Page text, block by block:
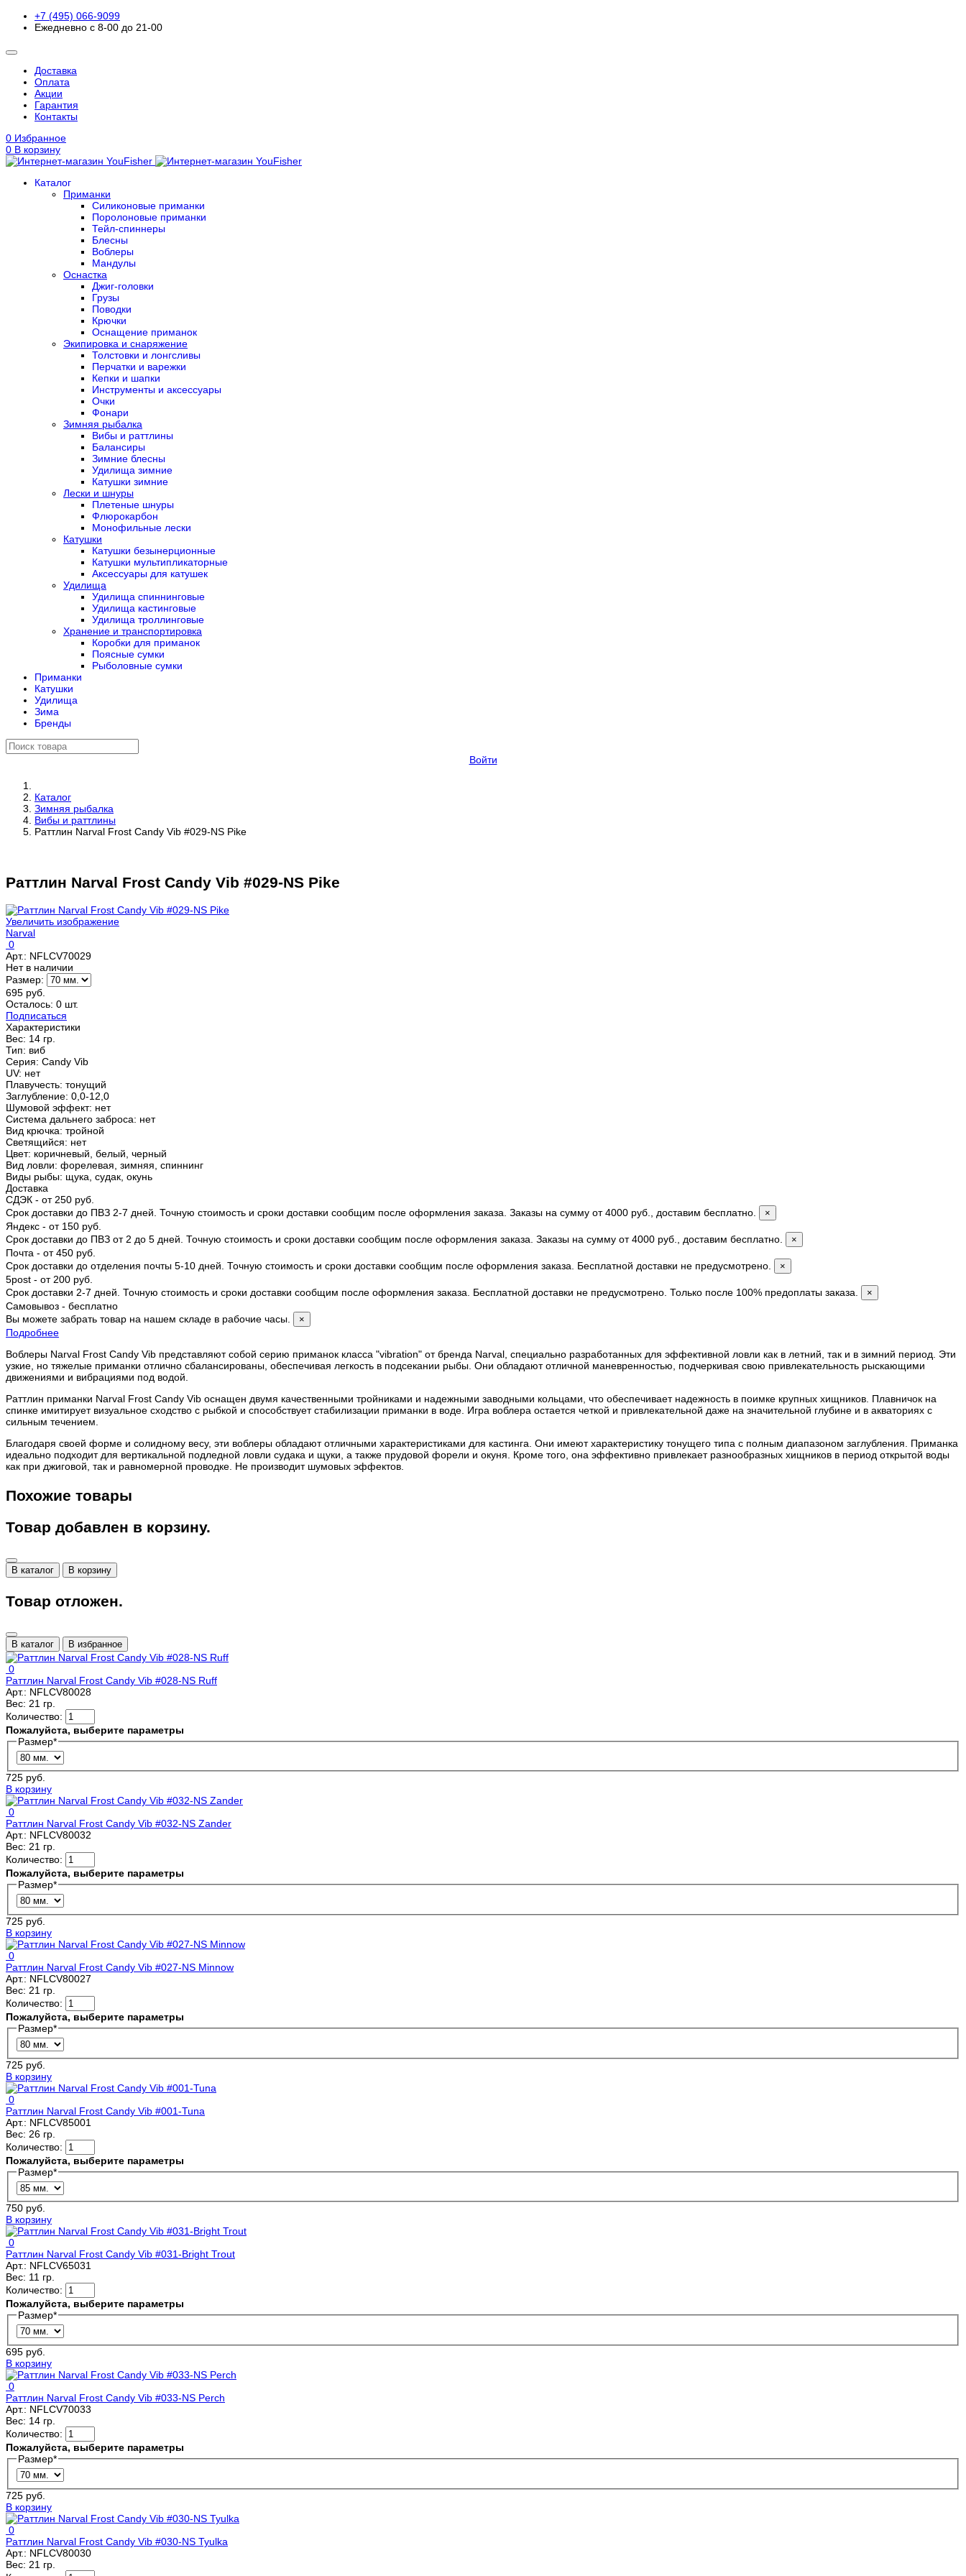
+7 (495) 066-9099
Ежедневно с 8-00 до 21-00
Доставка
Оплата
Акции
Гарантия
Контакты
0 Избранное
0 В корзину
Каталог
Приманки
Силиконовые приманки
Поролоновые приманки
Тейл-спиннеры
Блесны
Воблеры
Мандулы
Оснастка
Джиг-головки
Грузы
Поводки
Крючки
Оснащение приманок
Экипировка и снаряжение
Толстовки и лонгсливы
Перчатки и варежки
Кепки и шапки
Инструменты и аксессуары
Очки
Фонари
Зимняя рыбалка
Вибы и раттлины
Балансиры
Зимние блесны
Удилища зимние
Катушки зимние
Лески и шнуры
Плетеные шнуры
Флюрокарбон
Монофильные лески
Катушки
Катушки безынерционные
Катушки мультипликаторные
Аксессуары для катушек
Удилища
Удилища спиннинговые
Удилища кастинговые
Удилища троллинговые
Хранение и транспортировка
Коробки для приманок
Поясные сумки
Рыболовные сумки
Приманки
Катушки
Удилища
Зима
Бренды
Войти
Каталог
Зимняя рыбалка
Вибы и раттлины
Раттлин Narval Frost Candy Vib #029-NS Pike
Раттлин Narval Frost Candy Vib #029-NS Pike
Увеличить изображение
Narval
0
Арт.: NFLCV70029
Нет в наличии
Размер:
695 руб.
Осталось: 0 шт.
Подписаться
Характеристики
Вес: 14 гр.
Тип: виб
Серия: Candy Vib
UV: нет
Плавучесть: тонущий
Заглубление: 0,0-12,0
Шумовой эффект: нет
Система дальнего заброса: нет
Вид крючка: тройной
Светящийся: нет
Цвет: коричневый, белый, черный
Вид ловли: форелевая, зимняя, спиннинг
Виды рыбы: щука, судак, окунь
Доставка
СДЭК - от 250 руб.
Срок доставки до ПВЗ 2-7 дней. Точную стоимость и сроки доставки сообщим после оформления заказа. Заказы на сумму от 4000 руб., доставим бесплатно.
×
Яндекс - от 150 руб.
Срок доставки до ПВЗ от 2 до 5 дней. Точную стоимость и сроки доставки сообщим после оформления заказа. Заказы на сумму от 4000 руб., доставим бесплатно.
×
Почта - от 450 руб.
Срок доставки до отделения почты 5-10 дней. Точную стоимость и сроки доставки сообщим после оформления заказа. Бесплатной доставки не предусмотрено.
×
5post - от 200 руб.
Срок доставки 2-7 дней. Точную стоимость и сроки доставки сообщим после оформления заказа. Бесплатной доставки не предусмотрено. Только после 100% предоплаты заказа.
×
Самовывоз - бесплатно
Вы можете забрать товар на нашем складе в рабочие часы.
×
Подробнее
Воблеры Narval Frost Candy Vib представляют собой серию приманок класса "vibration" от бренда Narval, специально разработанных для эффективной ловли как в летний, так и в зимний период. Эти
узкие, но тяжелые приманки отлично сбалансированы, обеспечивая легкость в подсекании рыбы. Они обладают отличной маневренностью, подчеркивая свою привлекательность рыскающими
движениями и вибрациями под водой.
Раттлин приманки Narval Frost Candy Vib оснащен двумя качественными тройниками и надежными заводными кольцами, что обеспечивает надежность в поимке крупных хищников. Плавничок на
спинке имитирует визуальное сходство с рыбкой и способствует стабилизации приманки в воде. Игра воблера остается четкой и привлекательной даже на значительной глубине и в акваториях с
сильным течением.
Благодаря своей форме и солидному весу, эти воблеры обладают отличными характеристиками для кастинга. Они имеют характеристику тонущего типа с полным диапазоном заглубления. Приманка
идеально подходит для вертикальной подледной ловли судака и щуки, а также прудовой форели и окуня. Кроме того, она эффективно привлекает разнообразных хищников в период открытой воды
как при джиговой, так и равномерной проводке. Не производит шумовых эффектов.
Похожие товары
Товар добавлен в корзину.
В каталог В корзину
Товар отложен.
В каталог В избранное
0
Раттлин Narval Frost Candy Vib #028-NS Ruff
Арт.: NFLCV80028
Вес: 21 гр.
Количество:
Пожалуйста, выберите параметры
Размер*
725 руб.
В корзину
0
Раттлин Narval Frost Candy Vib #032-NS Zander
Арт.: NFLCV80032
Вес: 21 гр.
Количество:
Пожалуйста, выберите параметры
Размер*
725 руб.
В корзину
0
Раттлин Narval Frost Candy Vib #027-NS Minnow
Арт.: NFLCV80027
Вес: 21 гр.
Количество:
Пожалуйста, выберите параметры
Размер*
725 руб.
В корзину
0
Раттлин Narval Frost Candy Vib #001-Tuna
Арт.: NFLCV85001
Вес: 26 гр.
Количество:
Пожалуйста, выберите параметры
Размер*
750 руб.
В корзину
0
Раттлин Narval Frost Candy Vib #031-Bright Trout
Арт.: NFLCV65031
Вес: 11 гр.
Количество:
Пожалуйста, выберите параметры
Размер*
695 руб.
В корзину
0
Раттлин Narval Frost Candy Vib #033-NS Perch
Арт.: NFLCV70033
Вес: 14 гр.
Количество:
Пожалуйста, выберите параметры
Размер*
725 руб.
В корзину
0
Раттлин Narval Frost Candy Vib #030-NS Tyulka
Арт.: NFLCV80030
Вес: 21 гр.